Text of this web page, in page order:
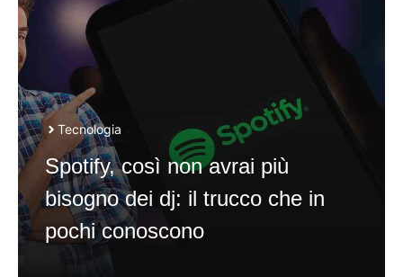
Tecnologia
Spotify, così non avrai più
bisogno dei dj: il trucco che in
pochi conoscono